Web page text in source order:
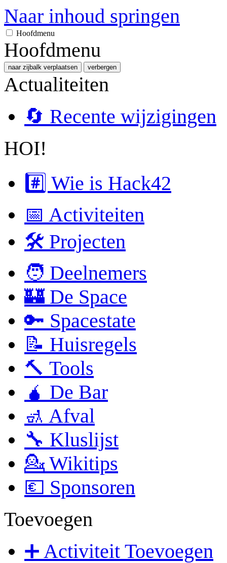
Naar inhoud springen
Hoofdmenu
Hoofdmenu
naar zijbalk verplaatsen verbergen
Actualiteiten
🔄 Recente wijzigingen
HOI!
#️⃣ Wie is Hack42
📅 Activiteiten
🛠 Projecten
🧑 Deelnemers
🏰 De Space
🔑 Spacestate
📝 Huisregels
🔨 Tools
🧉 De Bar
🚮 Afval
🔧 Kluslijst
💁 Wikitips
💶 Sponsoren
Toevoegen
➕ Activiteit Toevoegen